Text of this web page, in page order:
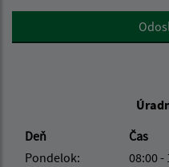
Google reCaptcha Response
Deň
Čas
Pondelok:
08:00 -